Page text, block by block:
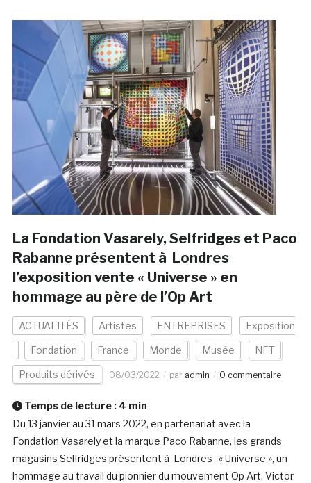
La Fondation Vasarely, Selfridges et Paco
Rabanne présentent à Londres
l’exposition vente « Universe » en
hommage au père de l’Op Art
ACTUALITÉS Artistes ENTREPRISES Exposition
Fondation France Monde Musée NFT
Produits dérivés 08/03/2022 par admin 0 commentaire
Temps de lecture : 4 min
Du 13 janvier au 31 mars 2022, en partenariat avec la
Fondation Vasarely et la marque Paco Rabanne, les grands
magasins Selfridges présentent à Londres « Universe », un
hommage au travail du pionnier du mouvement Op Art, Victor